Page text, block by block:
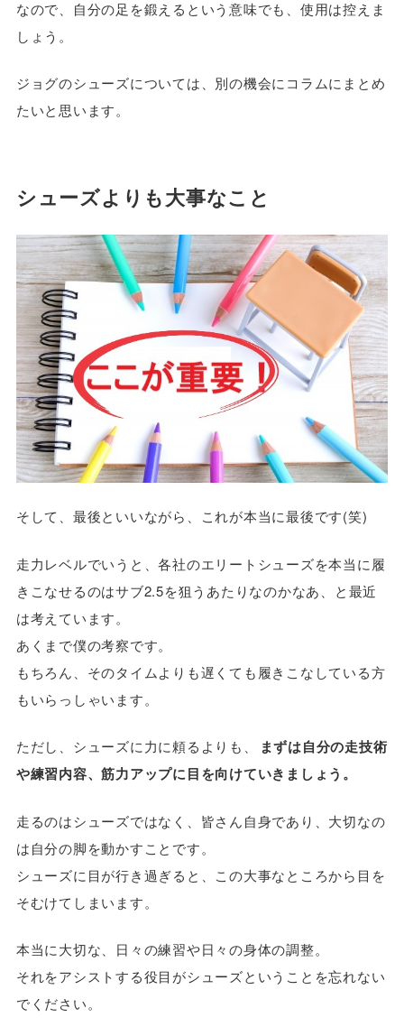
なので、自分の足を鍛えるという意味でも、使用は控えま
しょう。
ジョグのシューズについては、別の機会にコラムにまとめ
たいと思います。
シューズよりも大事なこと
そして、最後といいながら、これが本当に最後です(笑)
走力レベルでいうと、各社のエリートシューズを本当に履
きこなせるのはサブ2.5を狙うあたりなのかなあ、と最近
は考えています。
あくまで僕の考察です。
もちろん、そのタイムよりも遅くても履きこなしている方
もいらっしゃいます。
ただし、シューズに力に頼るよりも、
まずは自分の走技術
や練習内容、筋力アップに目を向けていきましょう。
走るのはシューズではなく、皆さん自身であり、大切なの
は自分の脚を動かすことです。
シューズに目が行き過ぎると、この大事なところから目を
そむけてしまいます。
本当に大切な、日々の練習や日々の身体の調整。
それをアシストする役目がシューズということを忘れない
でください。